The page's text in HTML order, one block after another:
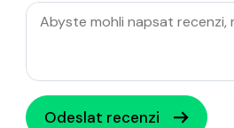
Odeslat recenzi